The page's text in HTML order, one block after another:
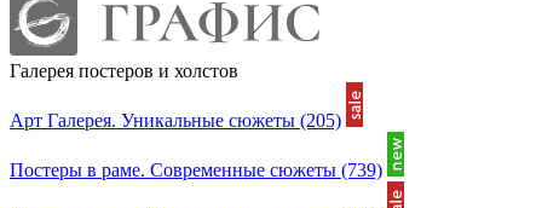
Галерея постеров и холстов
Арт Галерея. Уникальные сюжеты (205)
Постеры в раме. Современные сюжеты (739)